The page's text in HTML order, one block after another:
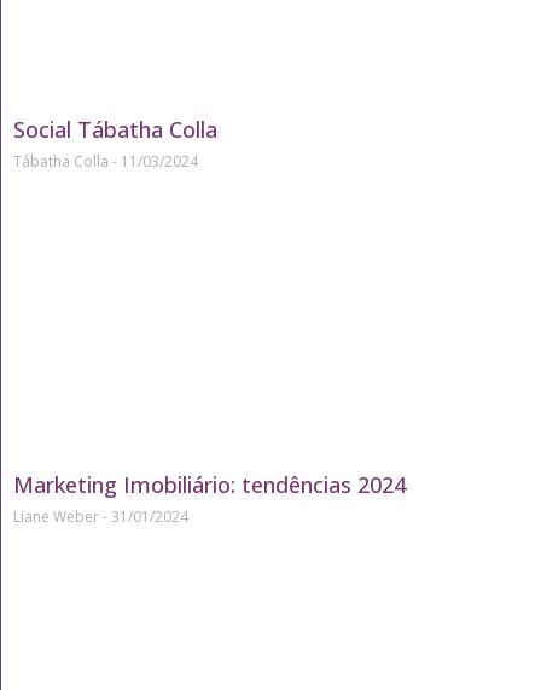
Social Tábatha Colla
Tábatha Colla 11/03/2024
Marketing Imobiliário: tendências 2024
Liane Weber 31/01/2024